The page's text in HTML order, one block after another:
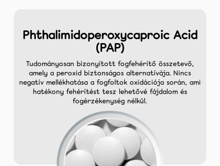
Phthalimidoperoxycaproic Acid
(PAP)
Tudományosan bizonyított fogfehérítő összetevő,
amely a peroxid biztonságos alternatívája. Nincs
negatív mellékhatása a fogfoltok oxidációja során, ami
hatékony fehérítést tesz lehetővé fájdalom és
fogérzékenység nélkül.